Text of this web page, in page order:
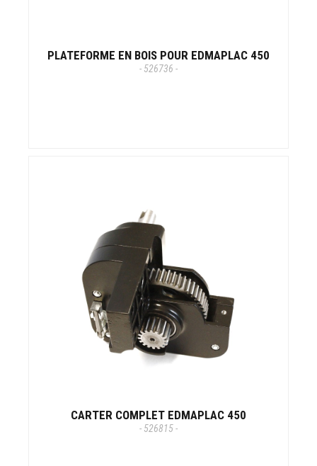
PLATEFORME EN BOIS POUR EDMAPLAC 450
- 526736 -
CARTER COMPLET EDMAPLAC 450
- 526815 -